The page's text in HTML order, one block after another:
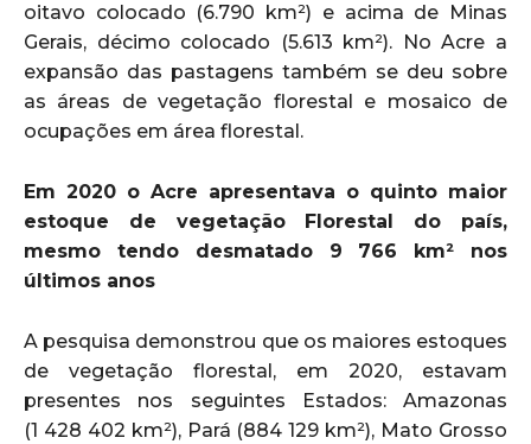
oitavo colocado (6.790 km²) e acima de Minas
Gerais, décimo colocado (5.613 km²). No Acre a
expansão das pastagens também se deu sobre
as áreas de vegetação florestal e mosaico de
ocupações em área florestal.
Em 2020 o Acre apresentava o quinto maior
estoque de vegetação Florestal do país,
mesmo tendo desmatado 9 766 km² nos
últimos anos
A pesquisa demonstrou que os maiores estoques
de vegetação florestal, em 2020, estavam
presentes nos seguintes Estados: Amazonas
(1 428 402 km²), Pará (884 129 km²), Mato Grosso